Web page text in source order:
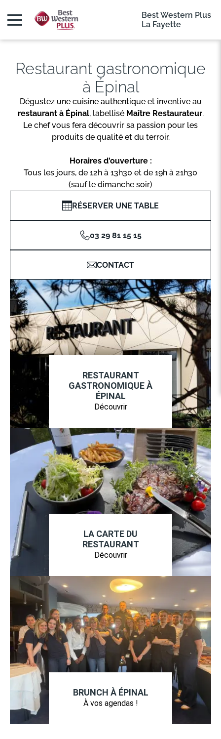
Best Western Plus
La Fayette
Restaurant gastronomique
à Épinal
Dégustez une cuisine authentique et inventive au
restaurant à Épinal, labellisé Maître Restaurateur.
Le chef vous fera découvrir sa passion pour les
produits de qualité et du terroir.
Horaires d'ouverture :
Tous les jours, de 12h à 13h30 et de 19h à 21h30
(sauf le dimanche soir)
RÉSERVER UNE TABLE
03 29 81 15 15
CONTACT
RESTAURANT
GASTRONOMIQUE À
ÉPINAL
Découvrir
LA CARTE DU
RESTAURANT
Découvrir
BRUNCH À ÉPINAL
À vos agendas !